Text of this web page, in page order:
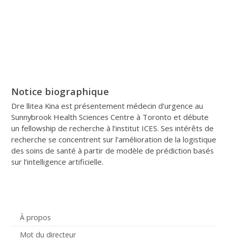
À propos
Mot du directeur
Notice biographique
Dre llitea Kina est présentement médecin d’urgence au
Sunnybrook Health Sciences Centre à Toronto et débute
un fellowship de recherche à l’institut ICES. Ses intérêts de
recherche se concentrent sur l’amélioration de la logistique
des soins de santé à partir de modèle de prédiction basés
sur l’intelligence artificielle.